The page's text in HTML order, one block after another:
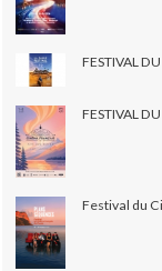
FESTIVAL
FESTIVAL
Festival du